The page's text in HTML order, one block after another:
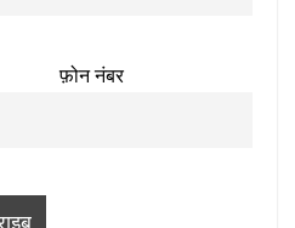
फ़ोन नंबर